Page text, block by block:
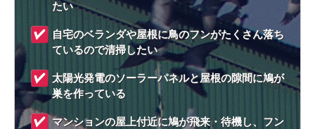
たい
自宅のベランダや屋根に鳥のフンがたくさん落ち
ているので清掃したい
太陽光発電のソーラーパネルと屋根の隙間に鳩が
巣を作っている
マンションの屋上付近に鳩が飛来・待機し、フン